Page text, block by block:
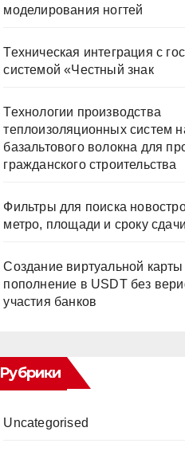
моделирования ногтей
Техническая интеграция с
системой «Честный знак
Технологии производства
теплоизоляционных систем
базальтового волокна для
гражданского строительства
Фильтры для поиска
метро, площади и сроку сдачи
Создание виртуальной карты
пополнение в USDT без
участия банков
Рубрики
Uncategorised